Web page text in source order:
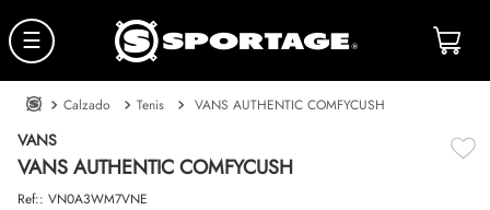
☰
Calzado Tenis VANS AUTHENTIC COMFYCUSH
VANS
VANS AUTHENTIC COMFYCUSH
Ref:: VN0A3WM7VNE